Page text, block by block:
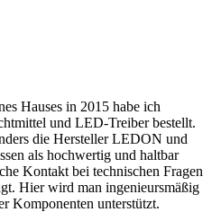
Hauses in 2015 habe ich
und LED-Treiber bestellt.
die Hersteller LEDON und
als hochwertig und haltbar
Kontakt bei technischen Fragen
Hier wird man ingenieursmäßig
Komponenten unterstützt.